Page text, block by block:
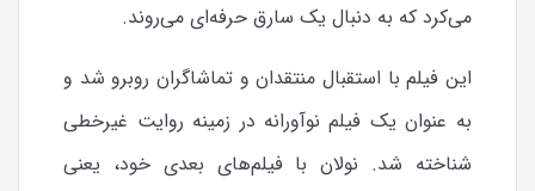
می‌کرد که به دنبال یک سارق حرفه‌ای می‌روند.
این فیلم با استقبال منتقدان و تماشاگران روبرو شد و
به عنوان یک فیلم نوآورانه در زمینه روایت غیرخطی
شناخته شد. نولان با فیلم‌های بعدی خود، یعنی